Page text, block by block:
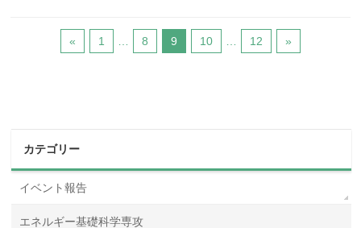
« 1 … 8 9 10 … 12 »
カテゴリー
イベント報告
エネルギー基礎科学専攻